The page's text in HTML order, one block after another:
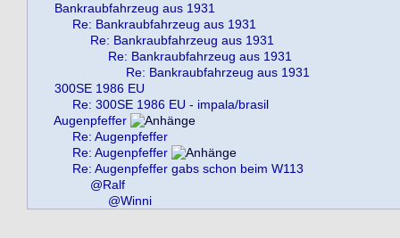
Bankraubfahrzeug aus 1931
Re: Bankraubfahrzeug aus 1931
Re: Bankraubfahrzeug aus 1931
Re: Bankraubfahrzeug aus 1931
Re: Bankraubfahrzeug aus 1931
300SE 1986 EU
Re: 300SE 1986 EU - impala/brasil
Augenpfeffer
Re: Augenpfeffer
Re: Augenpfeffer
Re: Augenpfeffer gabs schon beim W113
@Ralf
@Winni